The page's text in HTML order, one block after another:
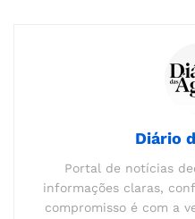
Diário
Portal de notícias
informações claras,
compromisso é com a